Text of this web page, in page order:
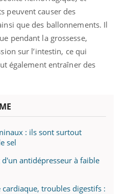
peuvent causer des
que des ballonnements. Il
pendant la grossesse,
sur l’intestin, ce qui
également entraîner des
: ils sont surtout
sel
antidépresseur à faible
troubles digestifs :